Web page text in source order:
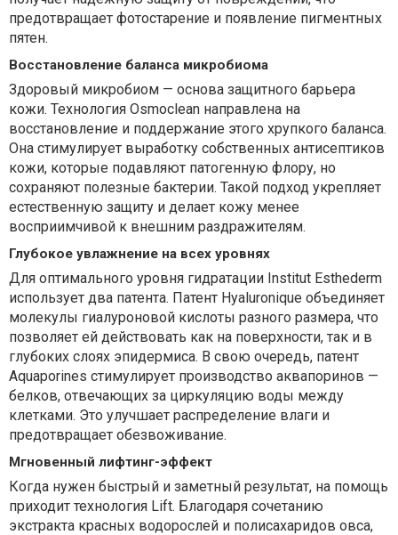
предотвращает фотостарение и появление пигментных
пятен.
Восстановление баланса микробиома
Здоровый микробиом — основа защитного барьера
кожи. Технология Osmoclean направлена на
восстановление и поддержание этого хрупкого баланса.
Она стимулирует выработку собственных антисептиков
кожи, которые подавляют патогенную флору, но
сохраняют полезные бактерии. Такой подход укрепляет
естественную защиту и делает кожу менее
восприимчивой к внешним раздражителям.
Глубокое увлажнение на всех уровнях
Для оптимального уровня гидратации Institut Esthederm
использует два патента. Патент Hyaluronique объединяет
молекулы гиалуроновой кислоты разного размера, что
позволяет ей действовать как на поверхности, так и в
глубоких слоях эпидермиса. В свою очередь, патент
Aquaporines стимулирует производство аквапоринов —
белков, отвечающих за циркуляцию воды между
клетками. Это улучшает распределение влаги и
предотвращает обезвоживание.
Мгновенный лифтинг-эффект
Когда нужен быстрый и заметный результат, на помощь
приходит технология Lift. Благодаря сочетанию
экстракта красных водорослей и полисахаридов овса,